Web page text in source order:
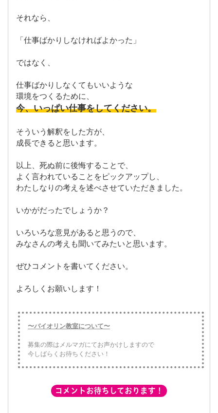
それなら、
「仕事ばかりしなければよかった」
ではなく、
仕事ばかりしなくてもいいような
環境をつくるために、
今、いっぱい仕事をしてください。
そういう解釈をした方が、
成長できると思います。
以上、死ぬ前に後悔することで、
よく言われていることをピックアップし、
わたしなりの考えを述べさせていただきました。
いかがだったでしょうか？
いろいろな意見があると思うので、
みなさんの考えも聞いてみたいと思います。
ぜひコメントを書いてください。
よろしくお願いします！
〜バイオリン教室について〜
募集の際はメルマガにてお声かけしますので
今しばらくお待ちください！
コメントお待ちしております！